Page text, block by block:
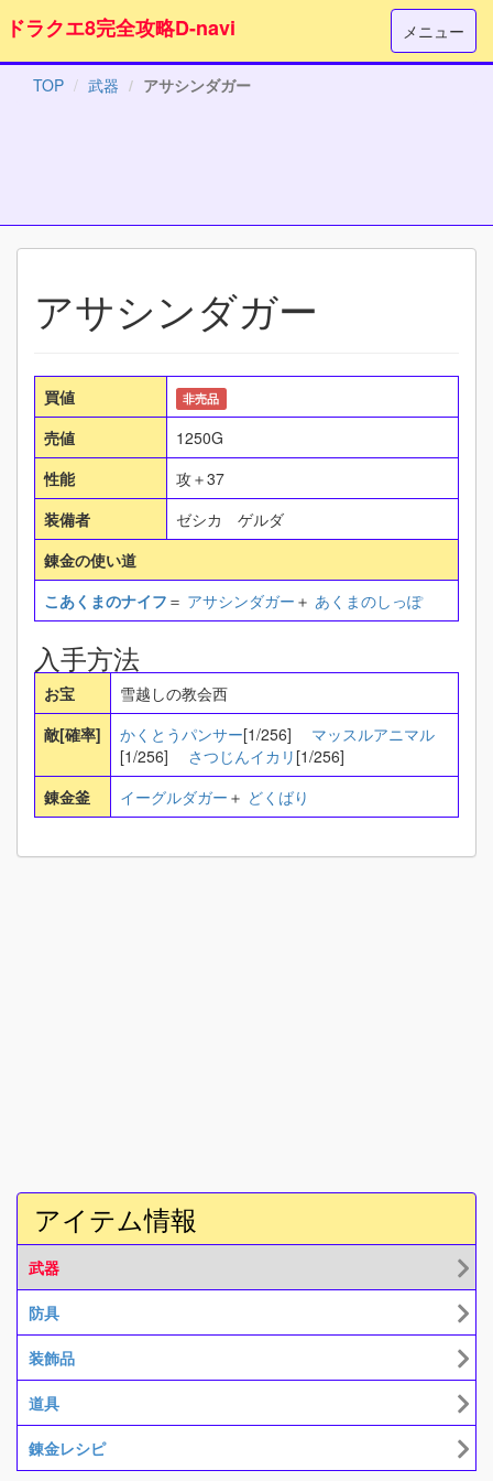
メニュー
ドラクエ8完全攻略D-navi
TOP 武器 アサシンダガー
アサシンダガー
買値 非売品
売値
1250G
性能
攻＋37
装備者
ゼシカ ゲルダ
錬金の使い道
こあくまのナイフ ＝ アサシンダガー ＋ あくまのしっぽ
入手方法
お宝
雪越しの教会西
敵[確率]
かくとうパンサー[1/256] マッスルアニマル
[1/256] さつじんイカリ [1/256]
錬金釜
イーグルダガー ＋ どくばり
アイテム情報
武器
防具
装飾品
道具
錬金レシピ